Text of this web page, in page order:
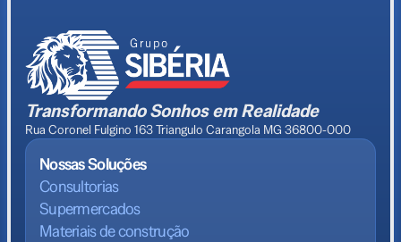
Transformando Sonhos em Realidade
Rua Coronel Fulgino 163 Triangulo Carangola MG 36800-000
Nossas Soluções
Consultorias
Supermercados
Materiais de construção